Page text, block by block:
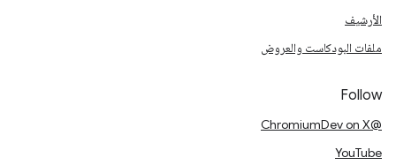
الأرشيف
ملفات البودكاست والعروض
Follow
@ChromiumDev on X
YouTube